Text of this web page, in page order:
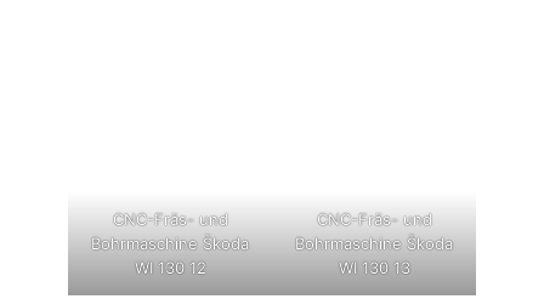
CNC-Fräs- und
Bohrmaschine Škoda
WI 130 12
CNC-Fräs- und
Bohrmaschine Škoda
WI 130 13